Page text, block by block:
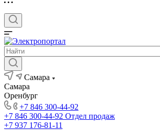
Самара
Самара
Оренбург
+7 846 300-44-92
+7 846 300-44-92 Отдел продаж
+7 937 176-81-11